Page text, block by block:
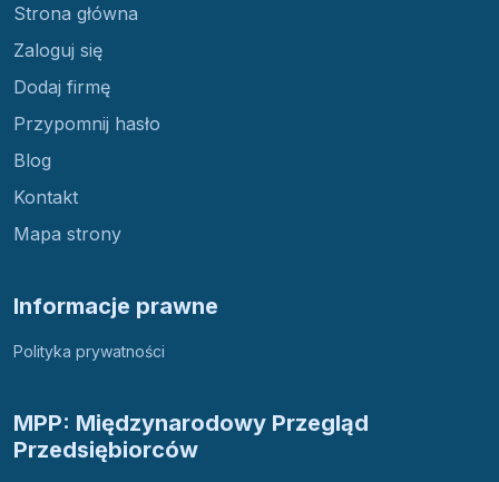
Strona główna
Zaloguj się
Dodaj firmę
Przypomnij hasło
Blog
Kontakt
Mapa strony
Informacje prawne
Polityka prywatności
MPP: Międzynarodowy Przegląd
Przedsiębiorców